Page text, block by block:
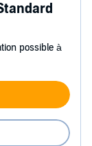
possible à